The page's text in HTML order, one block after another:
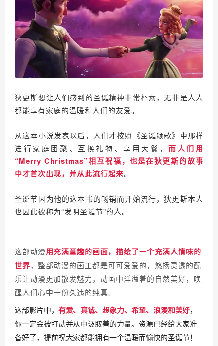
狄更斯想让人们感到的圣诞精神非常朴素，无非是人人
都能享有家庭的温暖和人们的友爱。
从这本小说发表以后，人们才按照《圣诞颂歌》中那样
进行家庭团聚、互换礼物、享用大餐，而人们用
“Merry Christmas”相互祝福，也是在狄更斯的故事
中才首次出现，并从此流行起来。
圣诞节因为他的这本书的畅销而开始流行，狄更斯本人
也因此被称为“发明圣诞节”的人。
这部动漫用充满童趣的画面，描绘了一个充满人情味的
世界，整部动漫的画工都是可可爱爱的，悠扬灵透的配
乐让动漫更加散发魅力，动画中洋溢着的自然美好，唤
醒人们心中一份久违的纯真。
这部影片中， 有爱、真诚、想象力、希望、浪漫和美好，
你一定会被打动并从中汲取善的力量。资源已经给大家准
备好了， 提前祝大家都能拥有一个温暖而愉快的圣诞节！